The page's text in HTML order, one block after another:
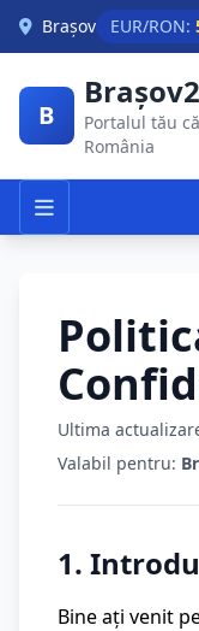
Skip to main content
Brașov EUR/RON:
B
Portalul tău
România
Ultima
Valabil pentru:
1.
Bine ați venit